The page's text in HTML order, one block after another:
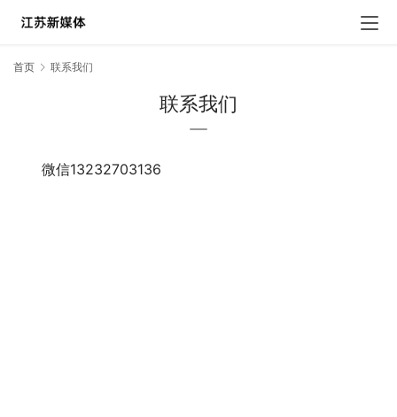
首页 联系我们
联系我们
微信13232703136